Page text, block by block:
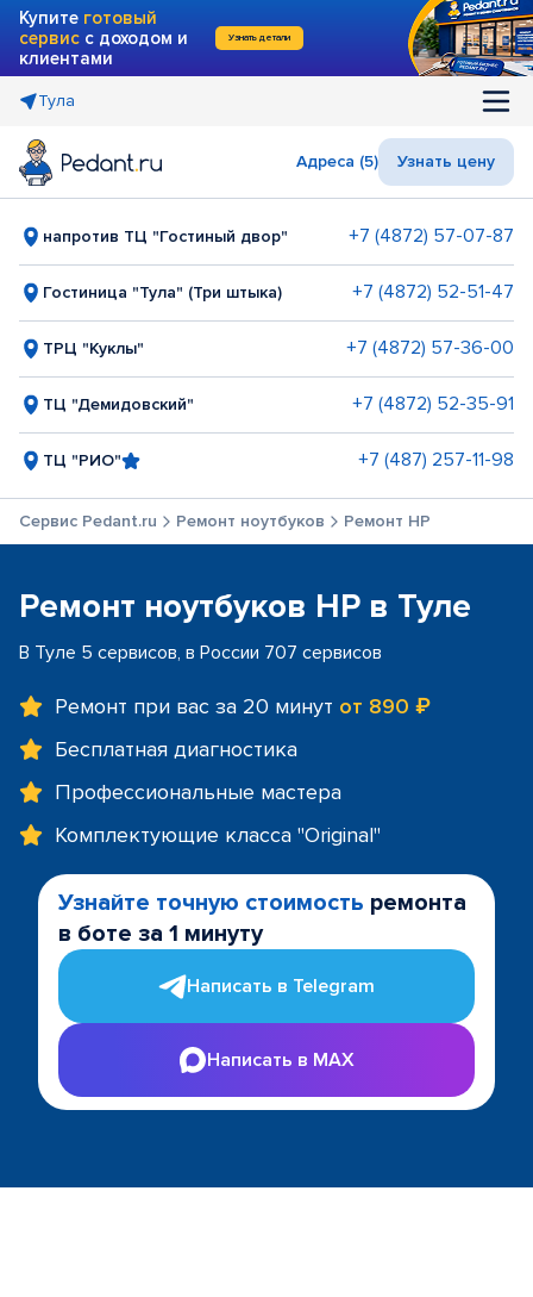
Купите готовый
сервис с доходом и
клиентами
Узнать детали
Тула
Адреса (5) Узнать цену
напротив ТЦ "Гостиный двор" +7 (4872) 57-07-87
Гостиница "Тула" (Три штыка) +7 (4872) 52-51-47
ТРЦ "Куклы" +7 (4872) 57-36-00
ТЦ "Демидовский" +7 (4872) 52-35-91
ТЦ "РИО" +7 (487) 257-11-98
Сервис Pedant.ru Ремонт ноутбуков Ремонт HP
Ремонт ноутбуков HP в Туле
В Туле 5 сервисов, в России 707 сервисов
Ремонт при вас за 20 минут от 890 ₽
Бесплатная диагностика
Профессиональные мастера
Комплектующие класса "Original"
Узнайте точную стоимость ремонта
в боте за 1 минуту
Написать в Telegram
Написать в MAX